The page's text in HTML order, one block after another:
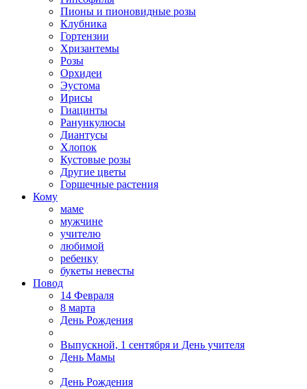
Пионы и пионовидные розы
Клубника
Гортензии
Хризантемы
Розы
Орхидеи
Эустома
Ирисы
Гиацинты
Ранункулюсы
Диантусы
Хлопок
Кустовые розы
Другие цветы
Горшечные растения
Кому
маме
мужчине
учителю
любимой
ребенку
букеты невесты
Повод
14 Февраля
8 марта
День Рождения
Выпускной, 1 сентября и День учителя
День Мамы
День Рождения